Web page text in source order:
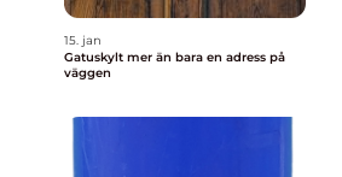
15. jan
Gatuskylt mer än bara en adress på
väggen